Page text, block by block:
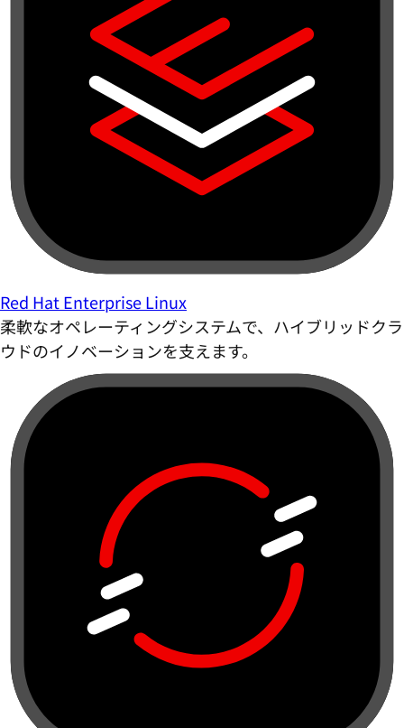
Red Hat Enterprise Linux
柔軟なオペレーティングシステムで、ハイブリッドクラ
ウドのイノベーションを支えます。